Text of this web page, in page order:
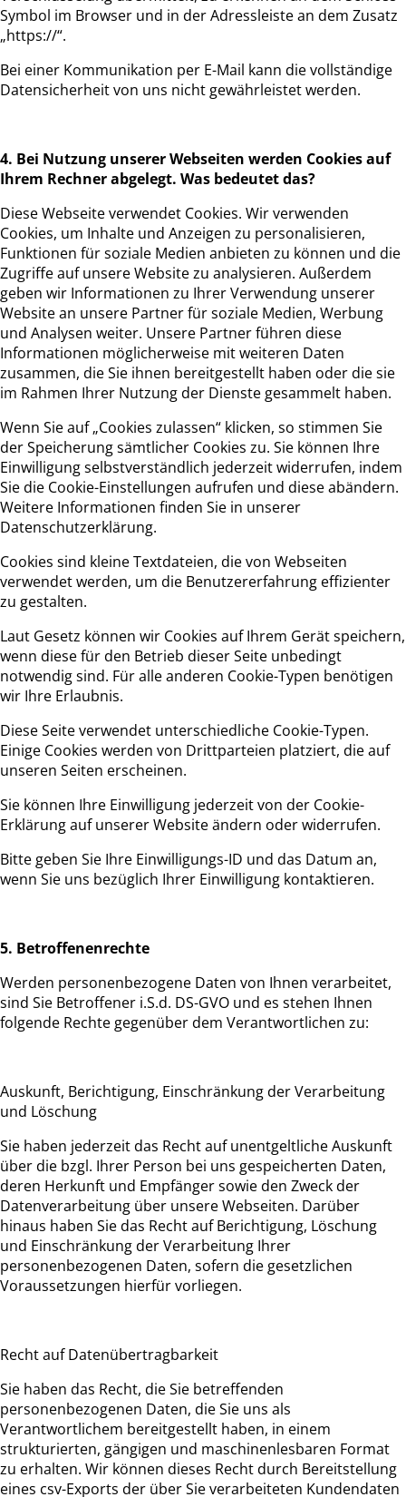
Symbol im Browser und in der Adressleiste an dem Zusatz
„https://“.
Bei einer Kommunikation per E-Mail kann die vollständige
Datensicherheit von uns nicht gewährleistet werden.
4. Bei Nutzung unserer Webseiten werden Cookies auf
Ihrem Rechner abgelegt. Was bedeutet das?
Diese Webseite verwendet Cookies. Wir verwenden
Cookies, um Inhalte und Anzeigen zu personalisieren,
Funktionen für soziale Medien anbieten zu können und die
Zugriffe auf unsere Website zu analysieren. Außerdem
geben wir Informationen zu Ihrer Verwendung unserer
Website an unsere Partner für soziale Medien, Werbung
und Analysen weiter. Unsere Partner führen diese
Informationen möglicherweise mit weiteren Daten
zusammen, die Sie ihnen bereitgestellt haben oder die sie
im Rahmen Ihrer Nutzung der Dienste gesammelt haben.
Wenn Sie auf „Cookies zulassen“ klicken, so stimmen Sie
der Speicherung sämtlicher Cookies zu. Sie können Ihre
Einwilligung selbstverständlich jederzeit widerrufen, indem
Sie die Cookie-Einstellungen aufrufen und diese abändern.
Weitere Informationen finden Sie in unserer
Datenschutzerklärung.
Cookies sind kleine Textdateien, die von Webseiten
verwendet werden, um die Benutzererfahrung effizienter
zu gestalten.
Laut Gesetz können wir Cookies auf Ihrem Gerät speichern,
wenn diese für den Betrieb dieser Seite unbedingt
notwendig sind. Für alle anderen Cookie-Typen benötigen
wir Ihre Erlaubnis.
Diese Seite verwendet unterschiedliche Cookie-Typen.
Einige Cookies werden von Drittparteien platziert, die auf
unseren Seiten erscheinen.
Sie können Ihre Einwilligung jederzeit von der Cookie-
Erklärung auf unserer Website ändern oder widerrufen.
Bitte geben Sie Ihre Einwilligungs-ID und das Datum an,
wenn Sie uns bezüglich Ihrer Einwilligung kontaktieren.
5. Betroffenenrechte
Werden personenbezogene Daten von Ihnen verarbeitet,
sind Sie Betroffener i.S.d. DS-GVO und es stehen Ihnen
folgende Rechte gegenüber dem Verantwortlichen zu:
Auskunft, Berichtigung, Einschränkung der Verarbeitung
und Löschung
Sie haben jederzeit das Recht auf unentgeltliche Auskunft
über die bzgl. Ihrer Person bei uns gespeicherten Daten,
deren Herkunft und Empfänger sowie den Zweck der
Datenverarbeitung über unsere Webseiten. Darüber
hinaus haben Sie das Recht auf Berichtigung, Löschung
und Einschränkung der Verarbeitung Ihrer
personenbezogenen Daten, sofern die gesetzlichen
Voraussetzungen hierfür vorliegen.
Recht auf Datenübertragbarkeit
Sie haben das Recht, die Sie betreffenden
personenbezogenen Daten, die Sie uns als
Verantwortlichem bereitgestellt haben, in einem
strukturierten, gängigen und maschinenlesbaren Format
zu erhalten. Wir können dieses Recht durch Bereitstellung
eines csv-Exports der über Sie verarbeiteten Kundendaten